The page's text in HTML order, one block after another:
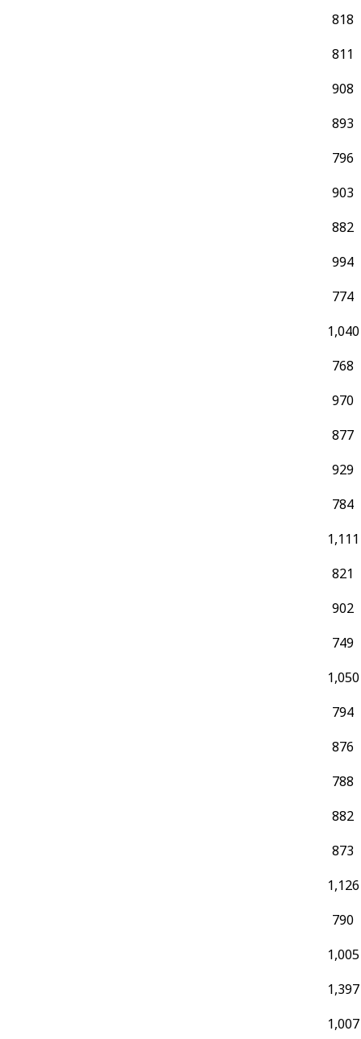
818
811
908
893
796
903
882
994
774
1,040
768
970
877
929
784
1,111
821
902
749
1,050
794
876
788
882
873
1,126
790
1,005
1,397
1,007